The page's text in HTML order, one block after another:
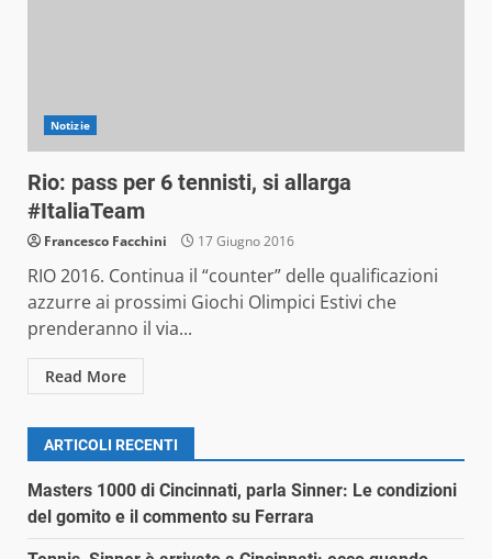
Notizie
Rio: pass per 6 tennisti, si allarga
#ItaliaTeam
Francesco Facchini 17 Giugno 2016
RIO 2016. Continua il “counter” delle qualificazioni
azzurre ai prossimi Giochi Olimpici Estivi che
prenderanno il via...
Read More
ARTICOLI RECENTI
Masters 1000 di Cincinnati, parla Sinner: Le condizioni
del gomito e il commento su Ferrara